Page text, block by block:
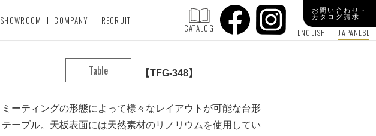
CATALOG
SHOWROOM COMPANY RECRUIT
ENGLISH JAPANESE
お問い合わせ・
カタログ請求
Table TFG-348
ミーティングの形態によって様々なレイアウトが可能な台形
テーブル。天板表面には天然素材のリノリウムを使用してい